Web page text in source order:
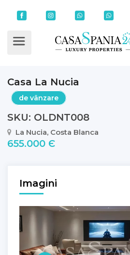
Casa La Nucia
de vânzare
SKU: OLDNT008
La Nucia, Costa Blanca
655.000 Є
Imagini